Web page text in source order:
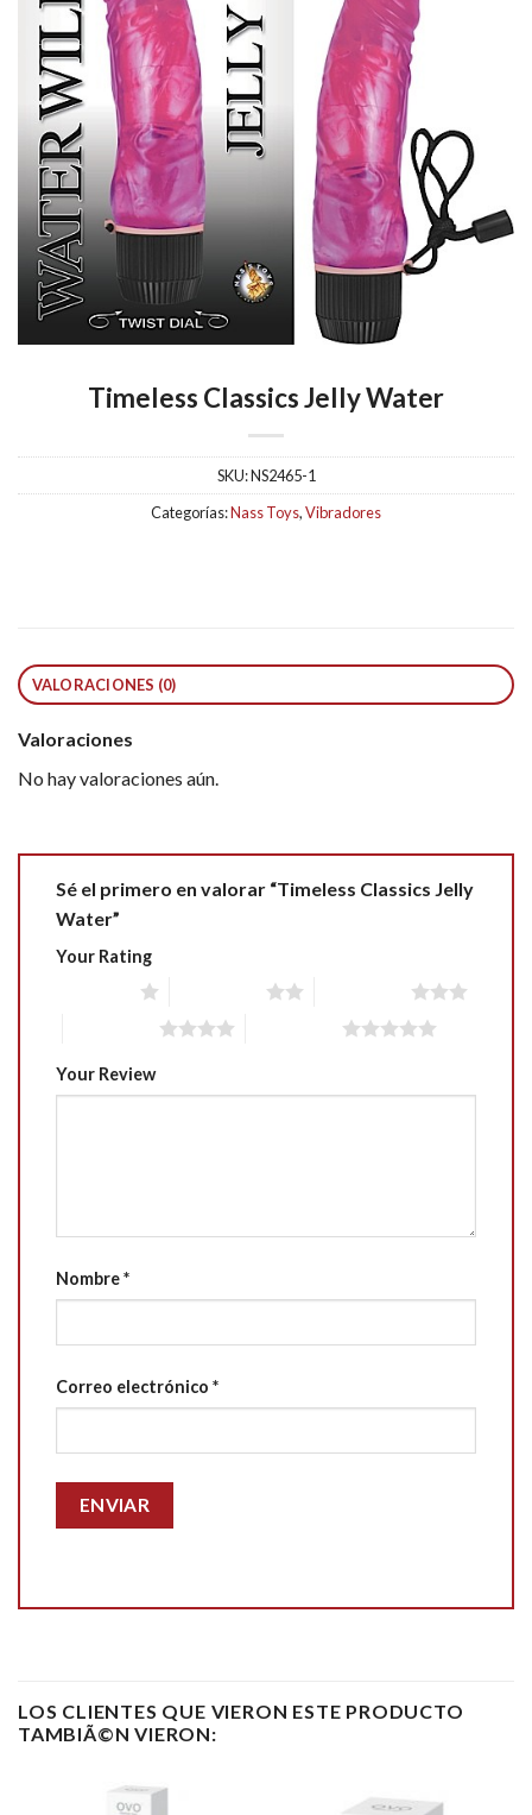
Timeless Classics Jelly Water
SKU:NS2465-1
Categorías:Nass Toys,Vibradores
VALORACIONES (0)
Valoraciones
No hay valoraciones aún.
Sé el primero en valorar “Timeless Classics Jelly
Water”
Your Rating
Your Review
Nombre*
Correo electrónico *
LOS CLIENTES QUE VIERON ESTE PRODUCTO
TAMBIÃ©N VIERON: